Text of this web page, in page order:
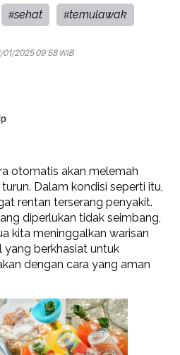
#sehat #temulawak
2025 09:58 WIB
otomatis akan melemah
Dalam kondisi seperti itu,
rentan terserang penyakit.
diperlukan tidak seimbang,
kita meninggalkan warisan
yang berkhasiat untuk
dengan cara yang aman